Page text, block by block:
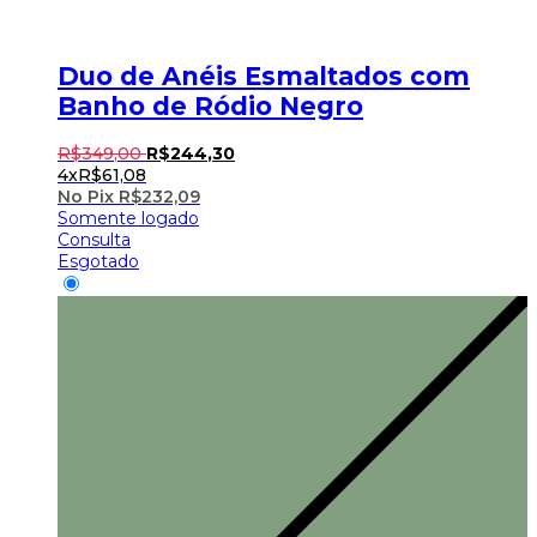
Duo de Anéis Esmaltados com
Banho de Ródio Negro
R$349,00 R$244,30
4xR$61,08
No Pix R$232,09
Somente logado
Consulta
Esgotado